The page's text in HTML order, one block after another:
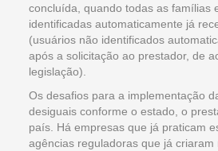
concluída, quando todas as famílias
identificadas automaticamente já
(usuários não identificados
após a solicitação ao prestador, de
legislação).
Os desafios para a implementação
desiguais conforme o estado, o
país. Há empresas que já praticam
agências reguladoras que já